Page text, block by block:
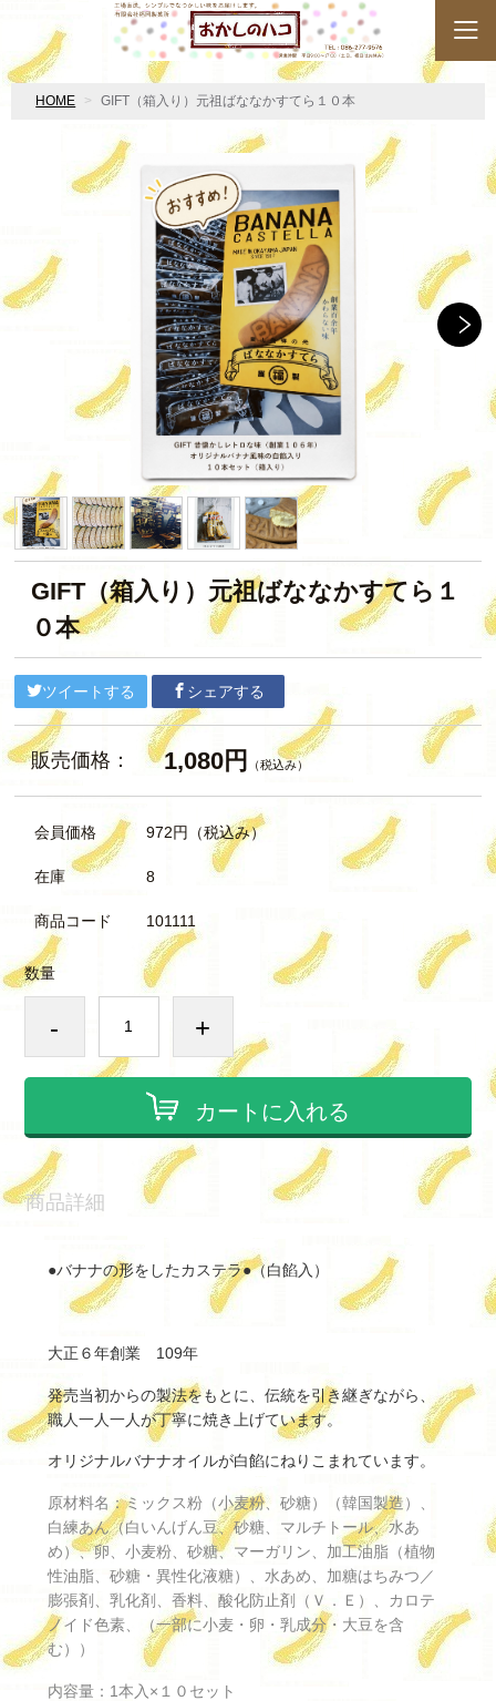
HOME GIFT（箱入り）元祖ばななかすてら１０本
GIFT（箱入り）元祖ばななかすてら１
０本
ツイートする シェアする
販売価格： 1,080円 （税込み）
会員価格 972円 （税込み）
在庫 8
商品コード 101111
数量
- +
カートに入れる
商品詳細
●バナナの形をしたカステラ●（白餡入）
大正６年創業 109年
発売当初からの製法をもとに、伝統を引き継ぎながら、
職人一人一人が丁寧に焼き上げています。
オリジナルバナナオイルが白餡にねりこまれています。
原材料名：ミックス粉（小麦粉、砂糖）（韓国製造）、
白練あん（白いんげん豆、砂糖、マルチトール、水あ
め）、卵、小麦粉、砂糖、マーガリン、加工油脂（植物
性油脂、砂糖・異性化液糖）、水あめ、加糖はちみつ／
膨張剤、乳化剤、香料、酸化防止剤（Ｖ．Ｅ）、カロテ
ノイド色素、（一部に小麦・卵・乳成分・大豆を含
む））
内容量：1本入×１０セット